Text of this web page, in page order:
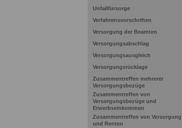
Unfallfürsorge
Verfahrensvorschriften
Versorgung der Beamten
Versorgungsabschlag
Versorgungsausgleich
Versorgungsrücklage
Zusammentreffen mehrerer
Versorgungsbezüge
Zusammentreffen von
Versorgungsbezüge und
Erwerbseinkommen
Zusammentreffen von Versorgung
und Renten